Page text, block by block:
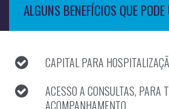
ALGUNS BENEFÍCIOS QUE
CAPITAL PARA
ACESSO A CONSULTAS, PARA
ACOMPANHAMENTO